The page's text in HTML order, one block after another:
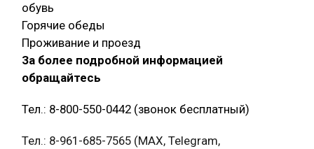
обувь
Горячие обеды
Проживание и проезд
За более подробной информацией
обращайтесь
Тел.: 8-800-550-0442 (звонок бесплатный)
Тел.: 8-961-685-7565 (МАХ, Telegram,